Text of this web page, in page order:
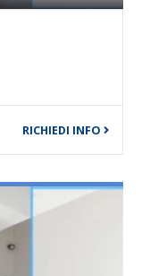
RICHIEDI INFO